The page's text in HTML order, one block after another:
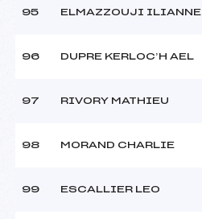
95 ELMAZZOUJI ILIANNE
96 DUPRE KERLOC’H AEL
97 RIVORY MATHIEU
98 MORAND CHARLIE
99 ESCALLIER LEO